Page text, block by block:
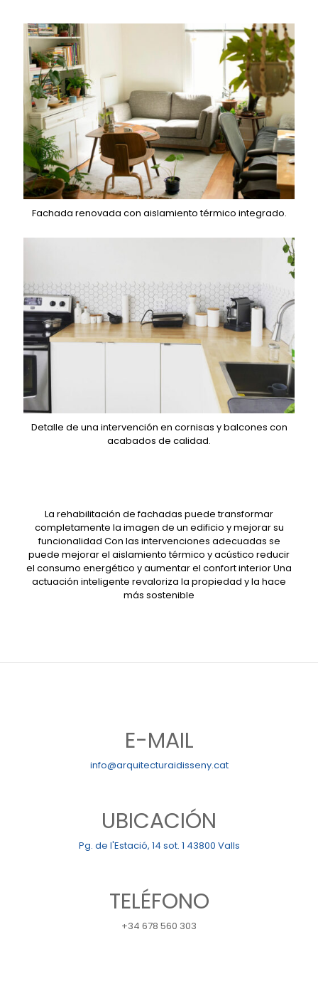
Fachada renovada con aislamiento térmico integrado.
Detalle de una intervención en cornisas y balcones con
acabados de calidad.
La rehabilitación de fachadas puede transformar
completamente la imagen de un edificio y mejorar su
funcionalidad Con las intervenciones adecuadas se
puede mejorar el aislamiento térmico y acústico reducir
el consumo energético y aumentar el confort interior Una
actuación inteligente revaloriza la propiedad y la hace
más sostenible
E-MAIL
info@arquitecturaidisseny.cat
UBICACIÓN
Pg. de l'Estació, 14 sot. 1 43800 Valls
TELÉFONO
+34 678 560 303